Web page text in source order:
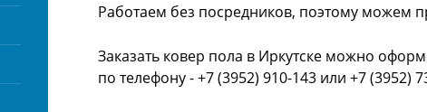
Работаем без посредников, поэтому можем
Заказать ковер пола в Иркутске можно
по телефону - +7 (3952) 910-143 или +7 (3952)